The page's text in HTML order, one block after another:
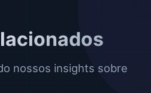
nossos insights sobre